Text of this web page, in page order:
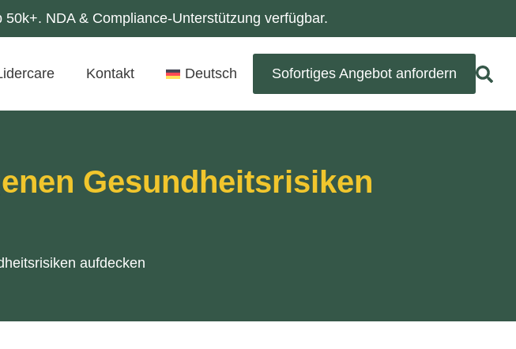
NDA & Compliance-Unterstützung verfügbar.
Kontakt Deutsch Sofortiges Angebot anfordern
Gesundheitsrisiken
aufdecken